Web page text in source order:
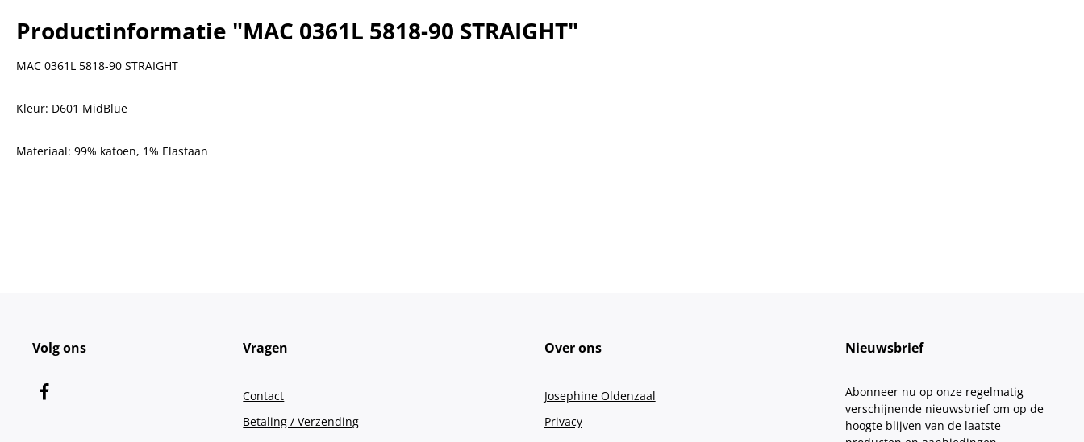
Productinformatie "MAC 0361L 5818-90 STRAIGHT"
MAC 0361L 5818-90 STRAIGHT
Kleur: D601 MidBlue
Materiaal: 99% katoen, 1% Elastaan
Volg ons Vragen
Contact
Betaling / Verzending
Over ons
Josephine Oldenzaal
Privacy
Nieuwsbrief
Abonneer nu op onze regelmatig
verschijnende nieuwsbrief om op de
hoogte blijven van de laatste